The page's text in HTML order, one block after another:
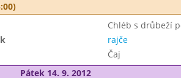
Chléb s drůbeží
rajče
Čaj
Pátek 14. 9. 2012